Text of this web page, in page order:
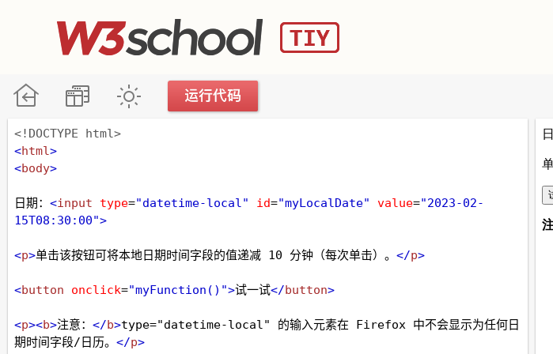
<!DOCTYPE html>
<html>
<body>
日期： <input type="datetime-local" id="myLocalDate" value="2023-02-
15T08:30:00">
<p>单击该按钮可将本地日期时间字段的值递减 10 分钟（每次单击）。 </p>
<button onclick="myFunction()">试一试</button>
<p><b>注意： </b>type="datetime-local" 的输入元素在 Firefox 中不会显示为任何日
期时间字段/日历。 </p>